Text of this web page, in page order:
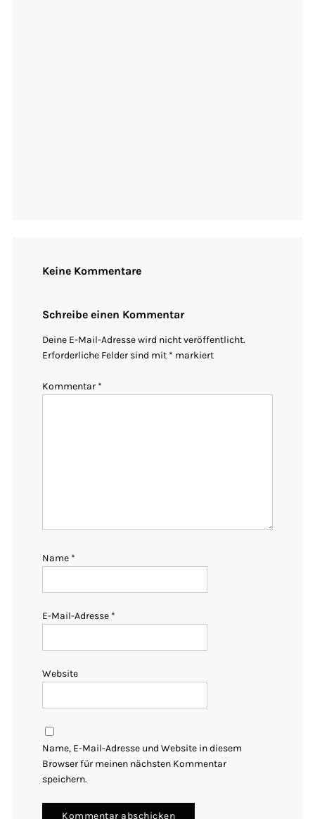
Keine Kommentare
Schreibe einen Kommentar
Deine E-Mail-Adresse wird nicht veröffentlicht.
Erforderliche Felder sind mit * markiert
Kommentar *
Name *
E-Mail-Adresse *
Website
Name, E-Mail-Adresse und Website in diesem
Browser für meinen nächsten Kommentar
speichern.